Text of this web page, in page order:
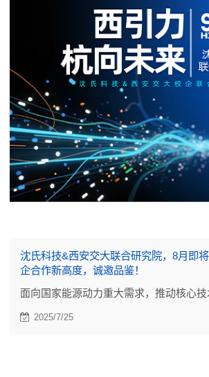
沈氏科技&西安交大联合研究院，8月即将
企合作新高度，诚邀品鉴！
面向国家能源动力重大需求，推动核心
2025/7/25